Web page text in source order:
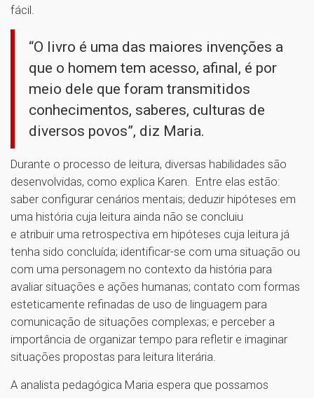
fácil.
“O livro é uma das maiores invenções a
que o homem tem acesso, afinal, é por
meio dele que foram transmitidos
conhecimentos, saberes, culturas de
diversos povos”, diz Maria.
Durante o processo de leitura, diversas habilidades são
desenvolvidas, como explica Karen. Entre elas estão:
saber configurar cenários mentais; deduzir hipóteses em
uma história cuja leitura ainda não se concluiu
e atribuir uma retrospectiva em hipóteses cuja leitura já
tenha sido concluída; identificar-se com uma situação ou
com uma personagem no contexto da história para
avaliar situações e ações humanas; contato com formas
esteticamente refinadas de uso de linguagem para
comunicação de situações complexas; e perceber a
importância de organizar tempo para refletir e imaginar
situações propostas para leitura literária.
A analista pedagógica Maria espera que possamos